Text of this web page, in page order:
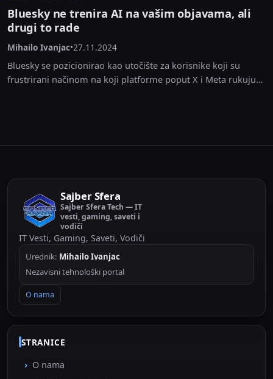
Bluesky ne trenira AI na vašim objavama, ali
drugi to rade
Mihailo Ivanjac•27.11.2024
Bluesky se pozicionirao kao utočište za korisnike koji su
frustrirani načinom na koji platforme poput X i Meta rukuju
Sajber Sfera
Sajber Sfera Tech — IT
vesti, gaming, saveti i
vodiči
IT Vesti, Gaming, Saveti, Vodiči
Urednik: Mihailo Ivanjac
Nezavisni tehnološki portal
O nama
STRANICE
O nama